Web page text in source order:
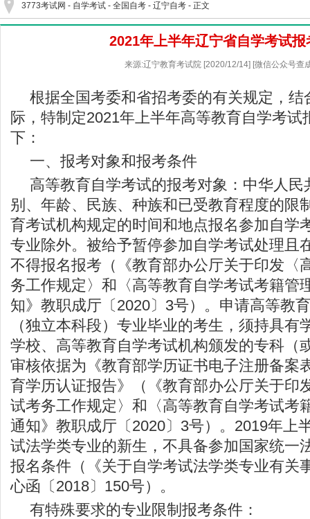
3773考试网 - 自学考试 - 全国自考 - 辽宁自考 - 正文
2021年上半年辽宁省自学考试报
来源:辽宁教育考试院 [2020/12/14] [微信公众号查
根据全国考委和省招考委的有关规定，结
际，特制定2021年上半年高等教育自学考试
下：
一、报考对象和报考条件
高等教育自学考试的报考对象：中华人
别、年龄、民族、种族和已受教育程度的限
育考试机构规定的时间和地点报名参加自学
专业除外。被给予暂停参加自学考试处理且
不得报名报考（《教育部办公厅关于印发〈
务工作规定〉和〈高等教育自学考试考籍管
知》教职成厅〔2020〕3号）。申请高等教
（独立本科段）专业毕业的考生，须持具有
学校、高等教育自学考试机构颁发的专科（
审核依据为《教育部学历证书电子注册备案
育学历认证报告》（《教育部办公厅关于印
试考务工作规定〉和〈高等教育自学考试考
通知》教职成厅〔2020〕3号）。2019年上
试法学类专业的新生，不具备参加国家统一
报名条件（《关于自学考试法学类专业有关
心函〔2018〕150号）。
有特殊要求的专业限制报考条件：